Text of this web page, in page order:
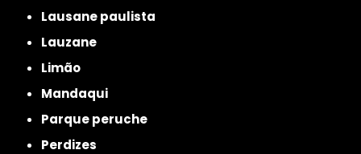
lausane paulista
lauzane
limão
mandaqui
parque peruche
perdizes